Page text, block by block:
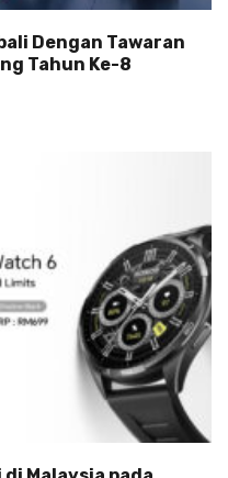
Dengan Tawaran
Tahun Ke-8